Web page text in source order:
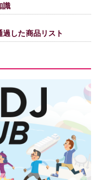
識
した商品リスト